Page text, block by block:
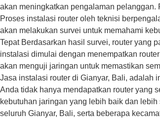
akan meningkatkan pengalaman pelanggan.
Proses instalasi router oleh teknisi
akan melakukan survei untuk memahami
Tepat Berdasarkan hasil survei, router yang
instalasi dimulai dengan menempatkan
akan menguji jaringan untuk memastikan
Jasa instalasi router di Gianyar, Bali, adalah
Anda tidak hanya mendapatkan router yang
kebutuhan jaringan yang lebih baik dan
seluruh Gianyar, Bali, serta beberapa